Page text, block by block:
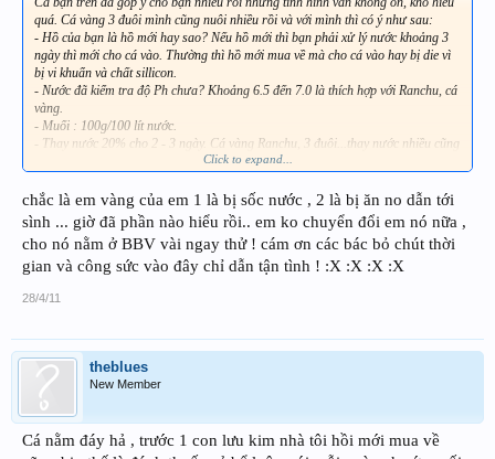
quá. Cá vàng 3 đuôi mình cũng nuôi nhiều rồi và với mình thì có ý như sau:
- Hồ của bạn là hồ mới hay sao? Nếu hồ mới thì bạn phải xử lý nước khoảng 3
ngày thì mới cho cá vào. Thường thì hồ mới mua về mà cho cá vào hay bị die vì
bị vi khuẩn và chất sillicon.
- Nước đã kiểm tra độ Ph chưa? Khoảng 6.5 đến 7.0 là thích hợp với Ranchu, cá
vàng.
- Muối : 100g/100 lít nước.
- Thay nước 20% cho 2 - 3 ngày. Cá vàng Ranchu, 3 đuôi...thay nước nhiều cũng
có vấn đề. CÁ ĐÃ BỊ MẦM BỆNH. Nếu điều trị tốt thì cá cũng không còn đẹp
nữa.
Chúc bạn sẽ là bác sĩ tốt cho cá của mình.
Click to expand...
chắc là em vàng của em 1 là bị sốc nước , 2 là bị ăn no dẫn tới
sình ... giờ đã phần nào hiểu rồi.. em ko chuyển đổi em nó nữa ,
cho nó nằm ở BBV vài ngay thử ! cám ơn các bác bỏ chút thời
gian và công sức vào đây chỉ dẫn tận tình ! :X :X :X :X
28/4/11
theblues
New Member
Cá nằm đáy hả , trước 1 con lưu kim nhà tôi hồi mới mua về